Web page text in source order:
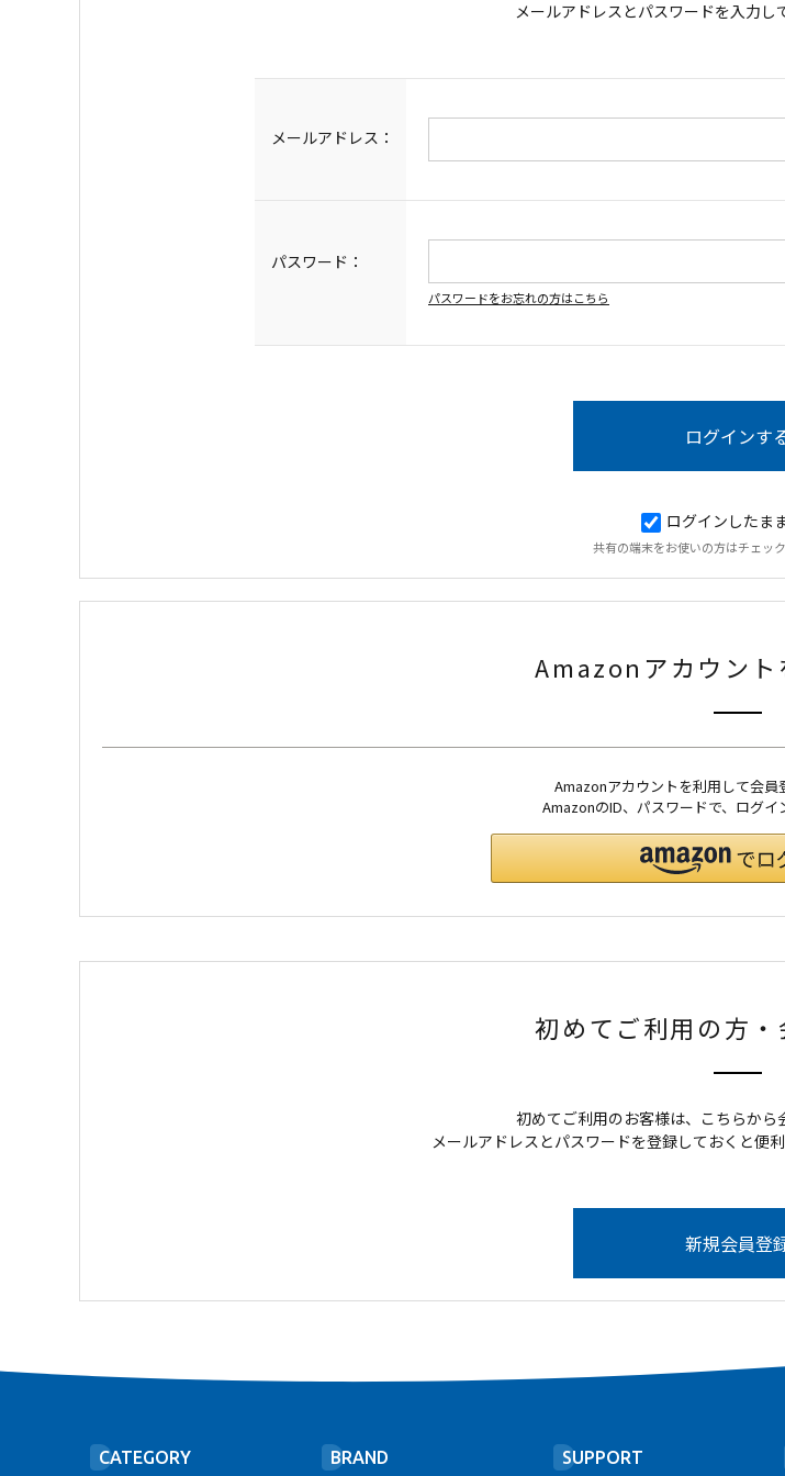
メールアドレスとパスワードを入力し
メールアドレス：
パスワード：
パスワードをお忘れの方はこちら
ログインしたま
共有の端末をお使いの方はチェッ
Amazonアカウント
Amazonアカウントを利用して会員
AmazonのID、パスワードで、ログイ
初めてご利用の方
初めてご利用のお客様は、こちらから
メールアドレスとパスワードを登録しておくと便
CATEGORY BRAND SUPPORT